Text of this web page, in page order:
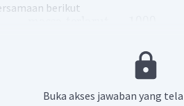
berikut
1000
Buka akses jawaban yang